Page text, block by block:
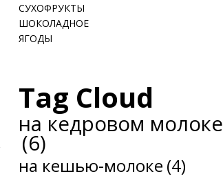
СУХОФРУКТЫ
ШОКОЛАДНОЕ
ЯГОДЫ
Tag Cloud
на кедровом молоке
(6)
на кешью-молоке (4)